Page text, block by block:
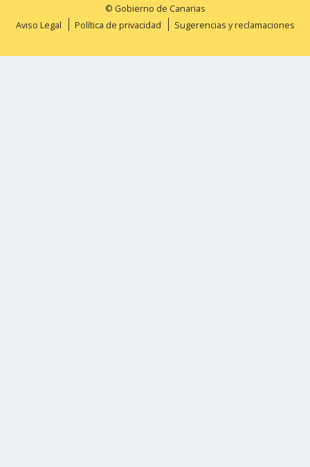
© Gobierno de Canarias
Aviso Legal
Política de privacidad Sugerencias y reclamaciones